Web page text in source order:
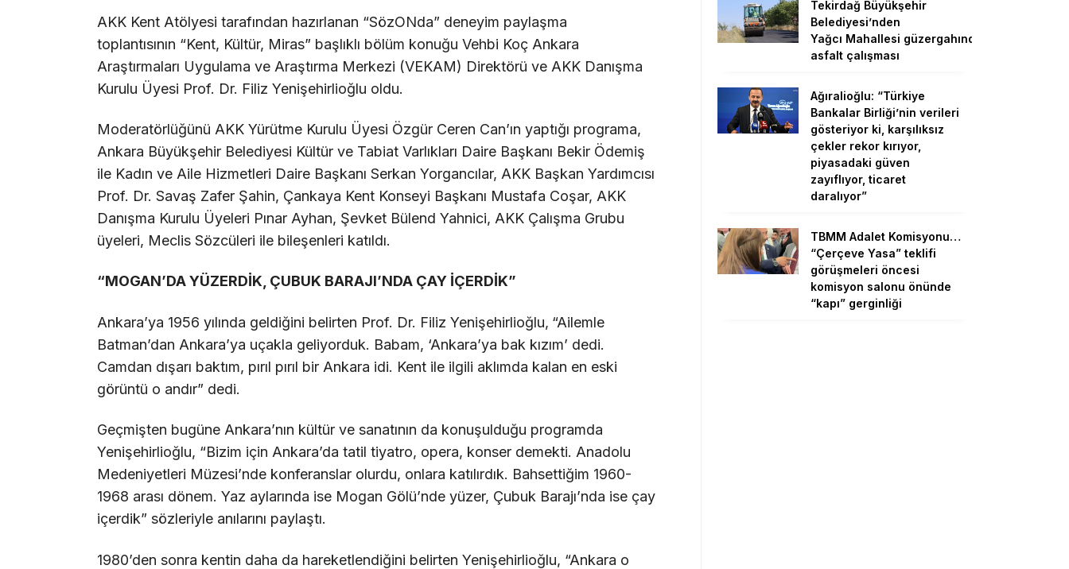
AKK Kent Atölyesi tarafından hazırlanan “SözONda” deneyim paylaşma
toplantısının “Kent, Kültür, Miras” başlıklı bölüm konuğu Vehbi Koç Ankara
Araştırmaları Uygulama ve Araştırma Merkezi (VEKAM) Direktörü ve AKK Danışma
Kurulu Üyesi Prof. Dr. Filiz Yenişehirlioğlu oldu.
Moderatörlüğünü AKK Yürütme Kurulu Üyesi Özgür Ceren Can’ın yaptığı programa,
Ankara Büyükşehir Belediyesi Kültür ve Tabiat Varlıkları Daire Başkanı Bekir Ödemiş
ile Kadın ve Aile Hizmetleri Daire Başkanı Serkan Yorgancılar, AKK Başkan Yardımcısı
Prof. Dr. Savaş Zafer Şahin, Çankaya Kent Konseyi Başkanı Mustafa Coşar, AKK
Danışma Kurulu Üyeleri Pınar Ayhan, Şevket Bülend Yahnici, AKK Çalışma Grubu
üyeleri, Meclis Sözcüleri ile bileşenleri katıldı.
“MOGAN’DA YÜZERDİK, ÇUBUK BARAJI’NDA ÇAY İÇERDİK”
Ankara’ya 1956 yılında geldiğini belirten Prof. Dr. Filiz Yenişehirlioğlu, “Ailemle
Batman’dan Ankara’ya uçakla geliyorduk. Babam, ‘Ankara’ya bak kızım’ dedi.
Camdan dışarı baktım, pırıl pırıl bir Ankara idi. Kent ile ilgili aklımda kalan en eski
görüntü o andır” dedi.
Geçmişten bugüne Ankara’nın kültür ve sanatının da konuşulduğu programda
Yenişehirlioğlu, “Bizim için Ankara’da tatil tiyatro, opera, konser demekti. Anadolu
Medeniyetleri Müzesi’nde konferanslar olurdu, onlara katılırdık. Bahsettiğim 1960-
1968 arası dönem. Yaz aylarında ise Mogan Gölü’nde yüzer, Çubuk Barajı’nda ise çay
içerdik” sözleriyle anılarını paylaştı.
1980’den sonra kentin daha da hareketlendiğini belirten Yenişehirlioğlu, “Ankara o
Tekirdağ Büyükşehir
Belediyesi’nden
Yağcı Mahallesi güzergahında
asfalt çalışması
Ağıralioğlu: “Türkiye
Bankalar Birliği’nin verileri
gösteriyor ki, karşılıksız
çekler rekor kırıyor,
piyasadaki güven
zayıflıyor, ticaret
daralıyor”
TBMM Adalet Komisyonu…
“Çerçeve Yasa” teklifi
görüşmeleri öncesi
komisyon salonu önünde
“kapı” gerginliği